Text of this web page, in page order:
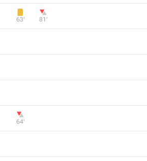
63‎’‎ 81‎’‎
64‎’‎